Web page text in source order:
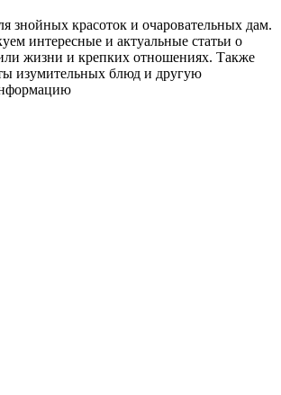
знойных красоток и очаровательных дам.
интересные и актуальные статьи о
жизни и крепких отношениях. Также
изумительных блюд и другую